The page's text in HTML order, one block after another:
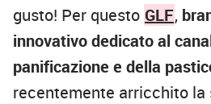
gusto! Per questo GLF,
innovativo dedicato al
panificazione e della
recentemente arricchito la